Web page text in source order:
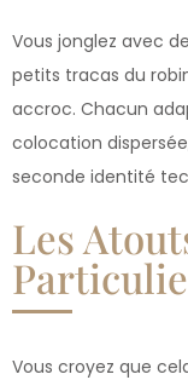
Vous jonglez avec
petits tracas du
accroc. Chacun
colocation
seconde identité
Les
Vous croyez que